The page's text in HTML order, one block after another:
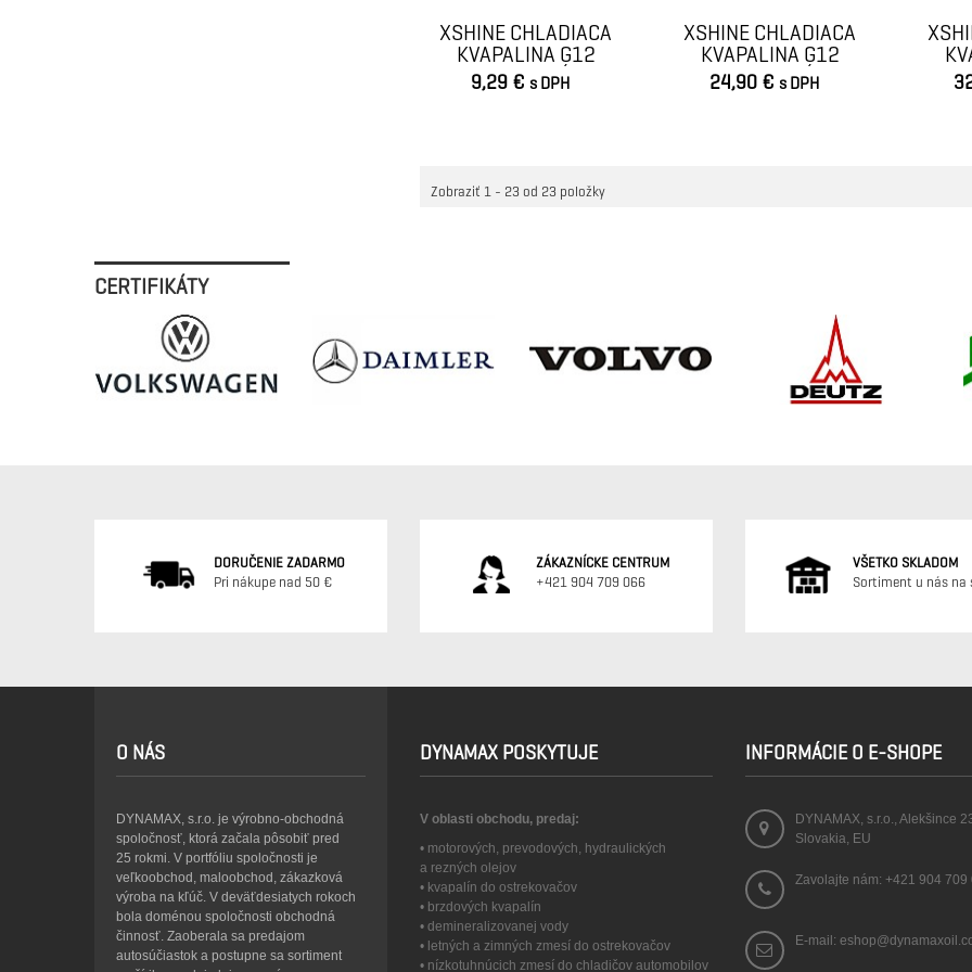
XSHINE CHLADIACA
KVAPALINA G12
KONCENTRÁT...
9,29 € s DPH
XSHINE CHLADIACA
KVAPALINA G12
KONCENTRÁT...
24,90 € s DPH
Zobraziť 1 - 23 od 23 položky
CERTIFIKÁTY
DORUČENIE ZADARMO
Pri nákupe nad 50 €
ZÁKAZNÍCKE CENTRUM
+421 904 709 066
VŠETKO SKLADOM
Sortiment u nás na
O NÁS
DYNAMAX, s.r.o. je výrobno-obchodná
spoločnosť, ktorá začala pôsobiť pred
25 rokmi. V portfóliu spoločnosti je
veľkoobchod, maloobchod, zákazková
výroba na kľúč. V deväťdesiatych rokoch
bola doménou spoločnosti obchodná
činnosť. Zaoberala sa predajom
autosúčiastok a postupne sa sortiment
DYNAMAX POSKYTUJE
V oblasti obchodu, predaj:
• motorových, prevodových, hydraulických
a rezných olejov
• kvapalín do ostrekovačov
• brzdových kvapalín
• demineralizovanej vody
• letných a zimných zmesí do ostrekovačov
• nízkotuhnúcich zmesí do chladičov automobilov
INFORMÁCIE O E-SHOPE
DYNAMAX, s.r.o., Alekšince
Slovakia, EU
Zavolajte nám: +421 904 709
E-mail: